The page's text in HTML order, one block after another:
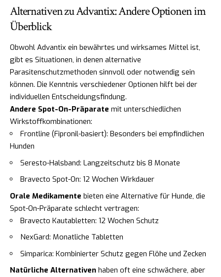
Alternativen zu Advantix: Andere Optionen im
Überblick
Obwohl Advantix ein bewährtes und wirksames Mittel ist,
gibt es Situationen, in denen alternative
Parasitenschutzmethoden sinnvoll oder notwendig sein
können. Die Kenntnis verschiedener Optionen hilft bei der
individuellen Entscheidungsfindung.
Andere Spot-On-Präparate mit unterschiedlichen
Wirkstoffkombinationen:
Frontline (Fipronil-basiert): Besonders bei empfindlichen
Hunden
Seresto-Halsband: Langzeitschutz bis 8 Monate
Bravecto Spot-On: 12 Wochen Wirkdauer
Orale Medikamente bieten eine Alternative für Hunde, die
Spot-On-Präparate schlecht vertragen:
Bravecto Kautabletten: 12 Wochen Schutz
NexGard: Monatliche Tabletten
Simparica: Kombinierter Schutz gegen Flöhe und Zecken
Natürliche Alternativen haben oft eine schwächere, aber